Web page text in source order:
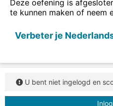
Vul het verkleinwoord
Deze oefening is
te kunnen maken of neem
Verbeter je
U bent niet ingelogd en